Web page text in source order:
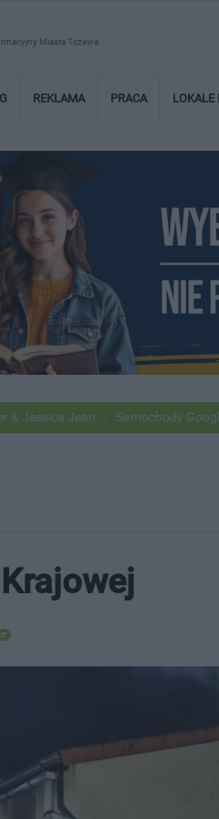
Miasta Tczewa
REKLAMA PRACA LOKALE
Samochody Google Street